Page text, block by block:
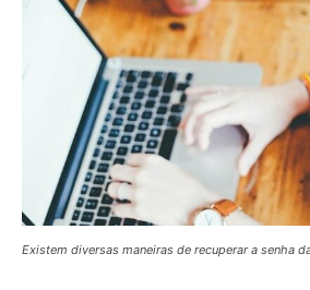
Existem diversas maneiras de recuperar a senha